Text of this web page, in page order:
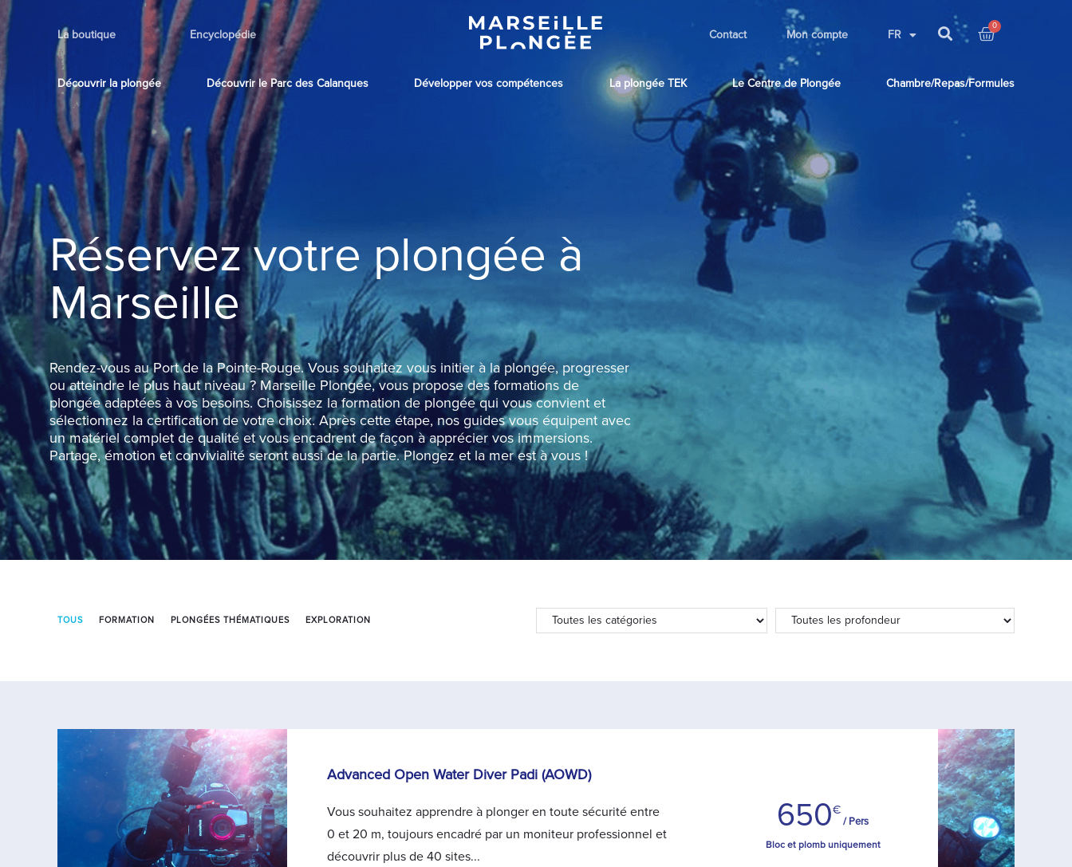
La boutique Encyclopédie Contact Mon compte FR
Découvrir la plongée Découvrir le Parc des Calanques Développer vos compétences La plongée TEK Le Centre de Plongée Chambre/Repas/Formules
Réservez votre plongée à
Marseille
Rendez-vous au Port de la Pointe-Rouge. Vous souhaitez vous initier à la plongée, progresser
ou atteindre le plus haut niveau ? Marseille Plongée, vous propose des formations de
plongée adaptées à vos besoins. Choisissez la formation de plongée qui vous convient et
sélectionnez la certification de votre choix. Après cette étape, nos guides vous équipent avec
un matériel complet de qualité et vous encadrent de façon à apprécier vos immersions.
Partage, émotion et convivialité seront aussi de la partie. Plongez et la mer est à vous !
TOUS FORMATION PLONGÉES THÉMATIQUES EXPLORATION
Advanced Open Water Diver Padi (AOWD)
Vous souhaitez apprendre à plonger en toute sécurité entre
0 et 20 m, toujours encadré par un moniteur professionnel et
découvrir plus de 40 sites...
650€
/ Pers
Bloc et plomb uniquement